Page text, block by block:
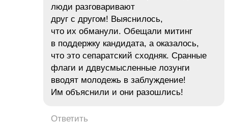
люди разговаривают
друг с другом! Выяснилось,
что их обманули. Обещали митинг
в поддержку кандидата, а оказалось,
что это сепаратский сходняк. Сранные
флаги и ддвусмысленные лозунги
вводят молодежь в заблуждение!
Им объяснили и они разошлись!
Ответить